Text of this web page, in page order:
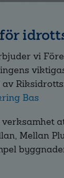
vi
Bas
Mellan